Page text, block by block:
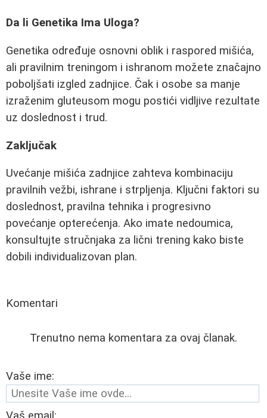
Da li Genetika Ima Uloga?
Genetika određuje osnovni oblik i raspored mišića,
ali pravilnim treningom i ishranom možete značajno
poboljšati izgled zadnjice. Čak i osobe sa manje
izraženim gluteusom mogu postići vidljive rezultate
uz doslednost i trud.
Zaključak
Uvećanje mišića zadnjice zahteva kombinaciju
pravilnih vežbi, ishrane i strpljenja. Ključni faktori su
doslednost, pravilna tehnika i progresivno
povećanje opterećenja. Ako imate nedoumica,
konsultujte stručnjaka za lični trening kako biste
dobili individualizovan plan.
Komentari
Trenutno nema komentara za ovaj članak.
Vaše ime: